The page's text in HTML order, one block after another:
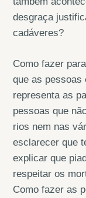
desgraça
cadáveres?
Como fazer
que as pessoas
representa as
pessoas que
rios nem nas
esclarecer que
explicar que
respeitar os
Como fazer as